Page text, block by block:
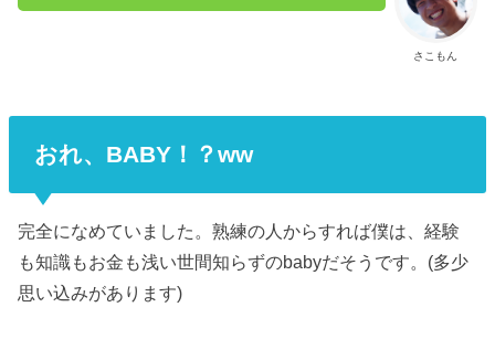
さこもん
おれ、BABY！？ww
完全になめていました。熟練の人からすれば僕は、経験
も知識もお金も浅い世間知らずのbabyだそうです。(多少
思い込みがあります)